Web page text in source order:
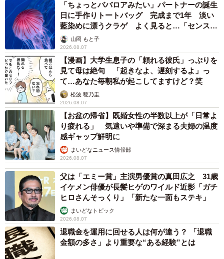
「ちょっとババロアみたい」パートナーの誕生
日に手作りトートバッグ 完成まで1年 淡い
藍染めに漂うクラゲ よく見ると…「センスす
ごい」山岡 もと子
2026.08.07
【漫画】大学生息子の「頼れる彼氏」っぷりを
見て母は絶句 「起きなよ、遅刻するよ」っ
て…あなた毎朝私が起こしてますけど？笑
松波 穂乃圭
2026.08.07
【お盆の帰省】既婚女性の半数以上が「日常よ
り疲れる」 気遣いや準備で深まる夫婦の温度
感ギャップ鮮明に
まいどなニュース情報部
2026.08.07
父は「エミー賞」主演男優賞の真田広之 31歳
イケメン俳優が長髪ヒゲのワイルド近影「ガチ
ヒロさんそっくり」「新たな一面もステキ」
まいどなトピック
2026.08.07
退職金を運用に回せる人は何が違う？ 「退職
金額の多さ」より重要な“ある経験”とは